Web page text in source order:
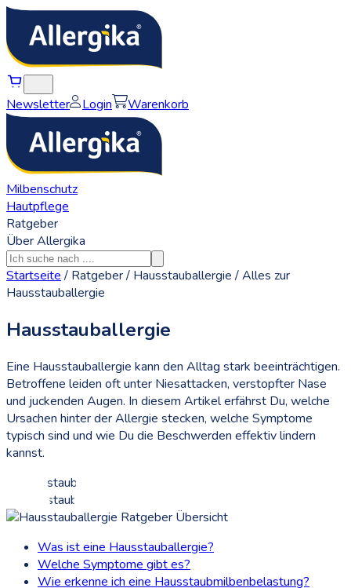
Newsletter Login Warenkorb
Milbenschutz
Hautpflege
Ratgeber
Über Allergika
Startseite / Ratgeber/ Hausstauballergie /Alles zur
Hausstauballergie
Hausstauballergie
Eine Hausstauballergie kann den Alltag stark beeinträchtigen.
Betroffene leiden oft unter Niesattacken, verstopfter Nase
und juckenden Augen. In diesem Artikel erfährst Du, welche
Ursachen hinter der Allergie stecken, welche Symptome
typisch sind und wie Du die Beschwerden effektiv lindern
kannst.
Was ist eine Hausstauballergie?
Welche Symptome gibt es?
Wie erkenne ich eine Hausstaubmilbenbelastung?